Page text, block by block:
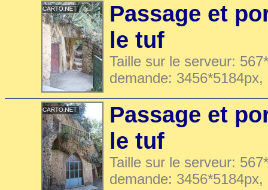
Passage et
le tuf
Taille sur le serveur:
demande:
Passage et
le tuf
Taille sur le serveur:
demande: